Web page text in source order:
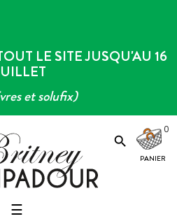
LE SITE JUSQU'AU 16
et solufix)

0
Basculer
☰